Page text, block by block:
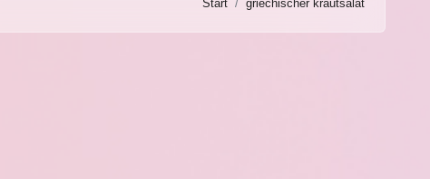
Start griechischer krautsalat